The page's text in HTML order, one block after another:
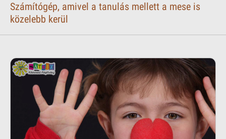
Számítógép, amivel a tanulás mellett a mese is
közelebb kerül